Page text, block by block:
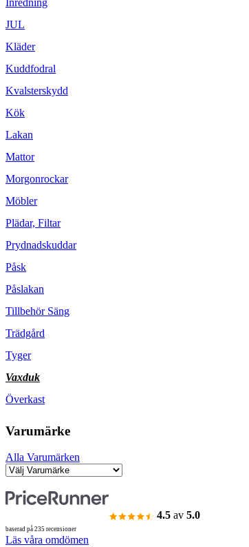
Inredning
JUL
Kläder
Kuddfodral
Kvalsterskydd
Kök
Lakan
Mattor
Morgonrockar
Möbler
Plädar, Filtar
Prydnadskuddar
Påsk
Påslakan
Tillbehör Säng
Trädgård
Tyger
Vaxduk
Överkast
Varumärke
Alla Varumärken
4.5 av 5.0
baserad på 235 recensioner
Läs våra omdömen